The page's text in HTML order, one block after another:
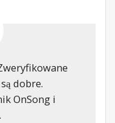
dobre.
OnSong i